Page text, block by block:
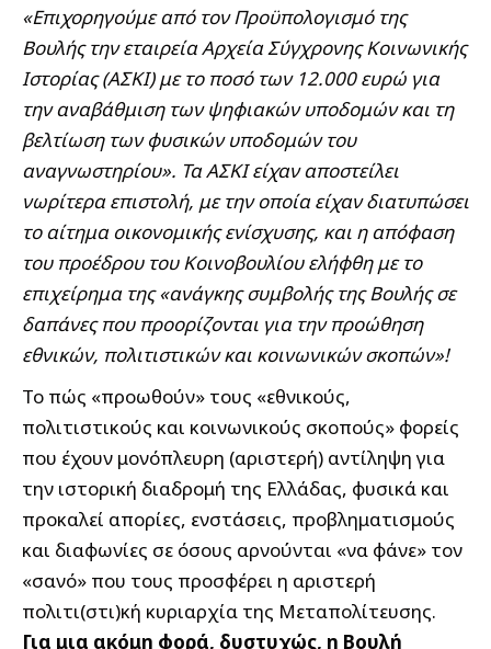
«Επιχορηγούμε από τον Προϋπολογισμό της
Βουλής την εταιρεία Αρχεία Σύγχρονης Κοινωνικής
Ιστορίας (ΑΣΚΙ) με το ποσό των 12.000 ευρώ για
την αναβάθμιση των ψηφιακών υποδομών και τη
βελτίωση των φυσικών υποδομών του
αναγνωστηρίου». Τα ΑΣΚΙ είχαν αποστείλει
νωρίτερα επιστολή, με την οποία είχαν διατυπώσει
το αίτημα οικονομικής ενίσχυσης, και η απόφαση
του προέδρου του Κοινοβουλίου ελήφθη με το
επιχείρημα της «ανάγκης συμβολής της Βουλής σε
δαπάνες που προορίζονται για την προώθηση
εθνικών, πολιτιστικών και κοινωνικών σκοπών»!
Το πώς «προωθούν» τους «εθνικούς,
πολιτιστικούς και κοινωνικούς σκοπούς» φορείς
που έχουν μονόπλευρη (αριστερή) αντίληψη για
την ιστορική διαδρομή της Ελλάδας, φυσικά και
προκαλεί απορίες, ενστάσεις, προβληματισμούς
και διαφωνίες σε όσους αρνούνται «να φάνε» τον
«σανό» που τους προσφέρει η αριστερή
πολιτι(στι)κή κυριαρχία της Μεταπολίτευσης.
Για μια ακόμη φορά, δυστυχώς, η Βουλή